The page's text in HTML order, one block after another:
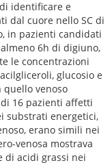
identificare e
dal cuore nello SC di
in pazienti candidati
6h di digiuno,
le concentrazioni
glucosio e
quello venoso
16 pazienti affetti
substrati energetici,
erano simili nei
venosa mostrava
di acidi grassi nei